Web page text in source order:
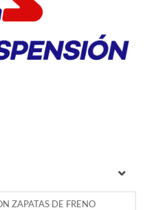
ZAPATAS DE FRENO